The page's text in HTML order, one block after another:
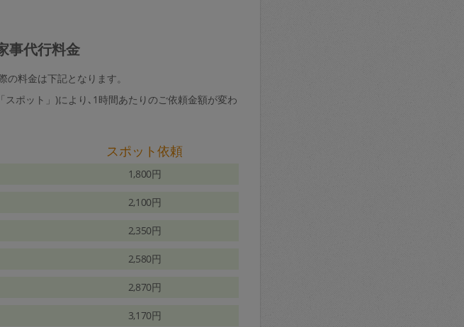
事代行料金
料金は下記となります。
ポット」)により､1時間あたりのご依頼金額が変わ
スポット依頼
1,800円
2,100円
2,350円
2,580円
2,870円
3,170円